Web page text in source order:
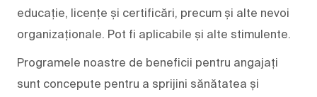
educație, licențe și certificări, precum și alte nevoi
organizaționale. Pot fi aplicabile și alte stimulente.
Programele noastre de beneficii pentru angajați
sunt concepute pentru a sprijini sănătatea și